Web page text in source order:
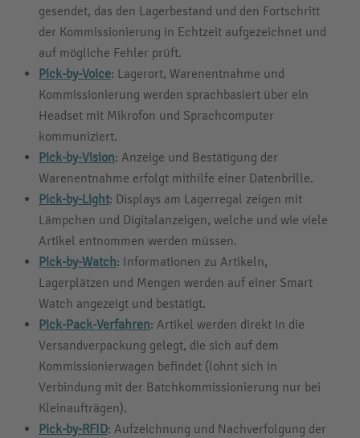
gesendet, das den Lagerbestand und den Fortschritt
der Kommissionierung in Echtzeit aufgezeichnet und
auf mögliche Fehler prüft.
Pick-by-Voice: Lagerort, Warenentnahme und
Kommissionierung werden sprachbasiert über ein
Headset mit Mikrofon und Sprachcomputer
kommuniziert.
Pick-by-Vision: Anzeige und Bestätigung der
Warenentnahme erfolgt mithilfe einer Datenbrille.
Pick-by-Light: Displays am Lagerregal zeigen mit
Lämpchen und Digitalanzeigen, welche und wie viele
Artikel entnommen werden müssen.
Pick-by-Watch: Informationen zu Artikeln,
Lagerplätzen und Mengen werden auf einer Smart
Watch angezeigt und bestätigt.
Pick-Pack-Verfahren: Artikel werden direkt in die
Versandverpackung gelegt, die sich auf dem
Kommissionierwagen befindet (lohnt sich in
Verbindung mit der Batchkommissionierung nur bei
Kleinaufträgen).
Pick-by-RFID: Aufzeichnung und Nachverfolgung der